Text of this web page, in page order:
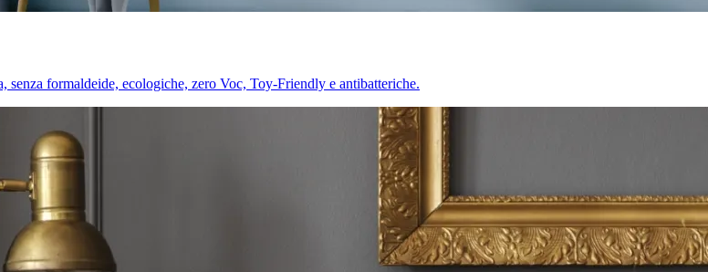
formaldeide, ecologiche, zero Voc, Toy-Friendly e antibatteriche.